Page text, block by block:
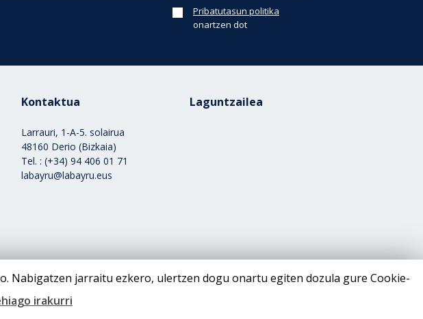
Pribatutasun politika
onartzen dot
Kontaktua
Larrauri, 1-A-5. solairua
48160 Derio (Bizkaia)
Tel. : (+34) 94 406 01 71
labayru@labayru.eus
Laguntzailea
Nabigatzen jarraitu ezkero, ulertzen dogu onartu egiten dozula gure Cookie-
irakurri